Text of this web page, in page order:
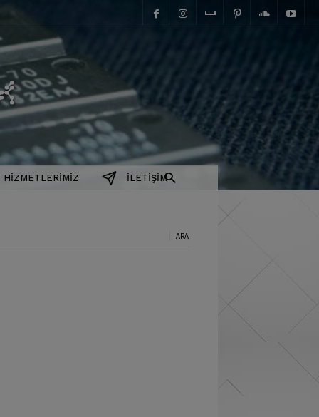
elektromanyetix
HIZMETLERIMIZ İLETIŞIM